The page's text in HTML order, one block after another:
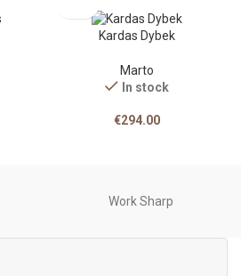
Kardas Dybek
Marto
In stock
€294.00
Work Sharp